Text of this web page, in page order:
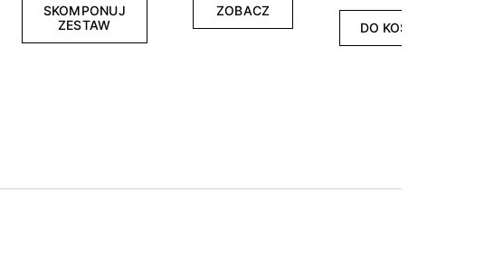
SKOMPONUJ
ZESTAW
ZOBACZ
DO KOSZYKA